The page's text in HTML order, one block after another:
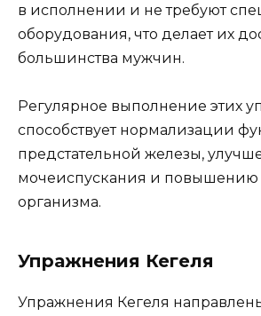
в исполнении и не требуют
оборудования, что делает их
большинства мужчин.
Регулярное выполнение этих
способствует нормализации
предстательной железы,
мочеиспускания и повышению
организма.
Упражнения Кегеля
Упражнения Кегеля